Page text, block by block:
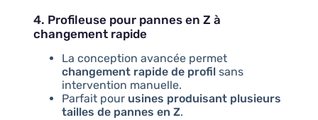
4. Profileuse pour pannes en Z à
changement rapide
La conception avancée permet
changement rapide de profilsans
intervention manuelle.
Parfait pour usines produisant plusieurs
tailles de pannes en Z.